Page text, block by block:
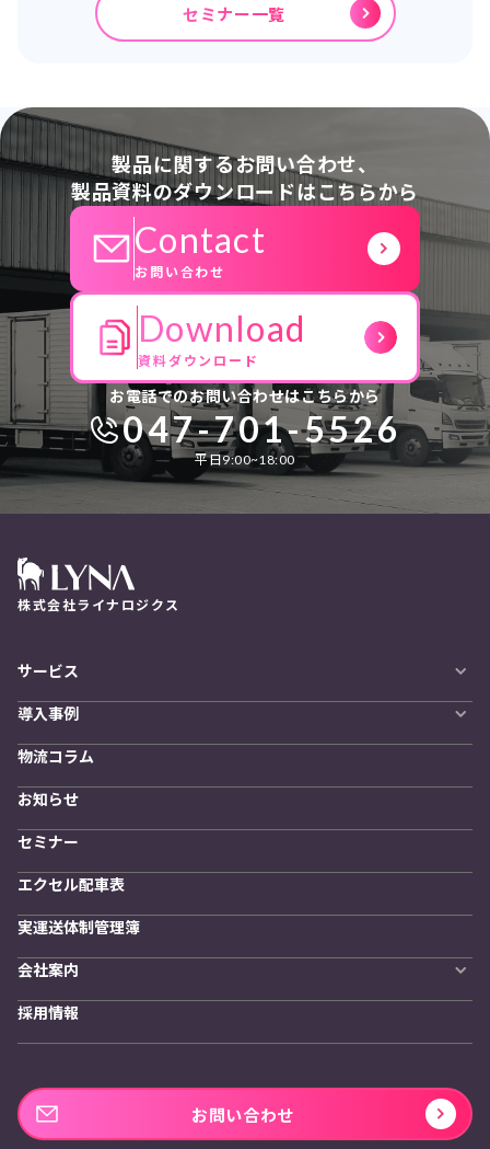
セミナー一覧
製品に関するお問い合わせ、
製品資料のダウンロードはこちらから
Contact
お問い合わせ
Download
資料ダウンロード
お電話でのお問い合わせはこちらから
047-701-5526
平日9:00~18:00
株式会社ライナロジクス
サービス
LYNA DXプラットフォーム
発着管理オプション
訪問計画
物流拠点最適化
開発者向けサービス
導入事例
導入をご検討の方へ
物流コラム
お知らせ
セミナー
エクセル配車表
実運送体制管理簿
会社案内
私たちの想い
採用情報
お問い合わせ